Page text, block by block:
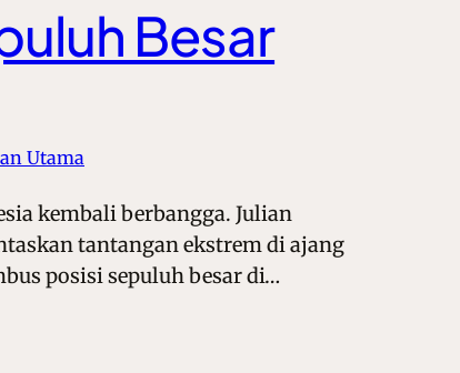
Besar
Utama
kembali berbangga. Julian
tantangan ekstrem di ajang
posisi sepuluh besar di…